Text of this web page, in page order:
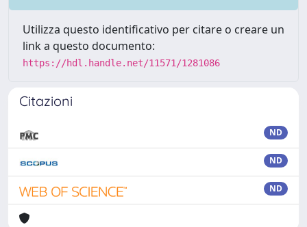
Utilizza questo identificativo per citare o creare un
link a questo documento:
https://hdl.handle.net/11571/1281086
Citazioni
ND
ND
ND